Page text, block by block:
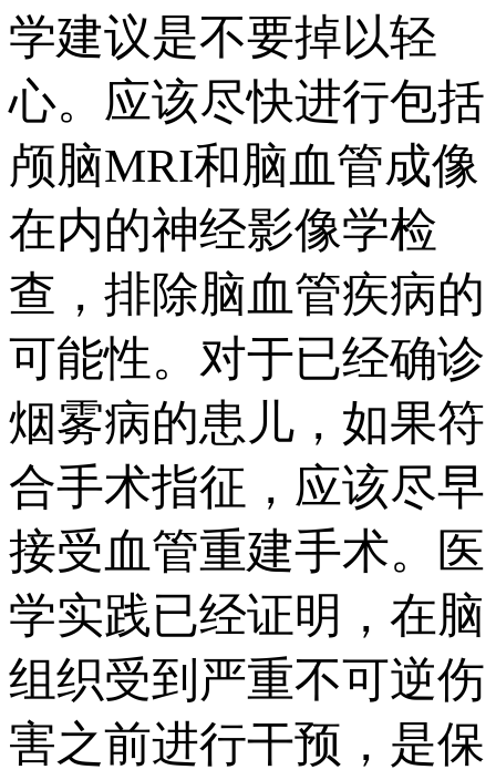
学建议是不要掉以轻
心。应该尽快进行包括
颅脑MRI和脑血管成像
在内的神经影像学检
查，排除脑血管疾病的
可能性。对于已经确诊
烟雾病的患儿，如果符
合手术指征，应该尽早
接受血管重建手术。医
学实践已经证明，在脑
组织受到严重不可逆伤
害之前进行干预，是保